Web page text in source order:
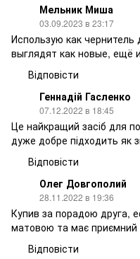
Мельник Миша
03.09.2023 в 23:17
Использую как
выглядят как новые, ещё
Відповісти
Геннадій Гасленко
07.12.2022 в 18:45
Це найкращий засіб для
дуже добре підходить як
Відповісти
Олег Довгополий
28.11.2022 в 19:36
Купив за порадою друга,
матовою та має приємний
Відповісти